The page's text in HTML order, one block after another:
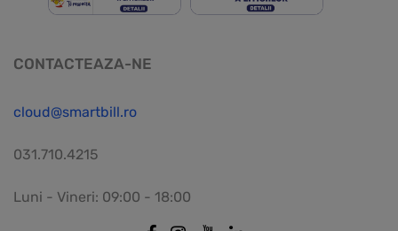
CONTACTEAZA-NE
cloud@smartbill.ro
031.710.4215
Luni - Vineri: 09:00 - 18:00